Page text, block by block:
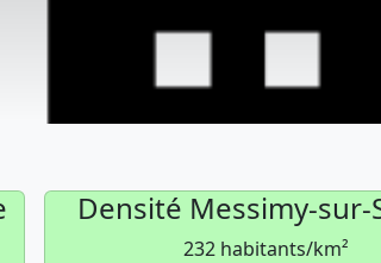
Densité Messimy-sur-
232 habitants/km²